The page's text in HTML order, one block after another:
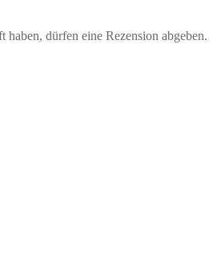
dürfen eine Rezension abgeben.